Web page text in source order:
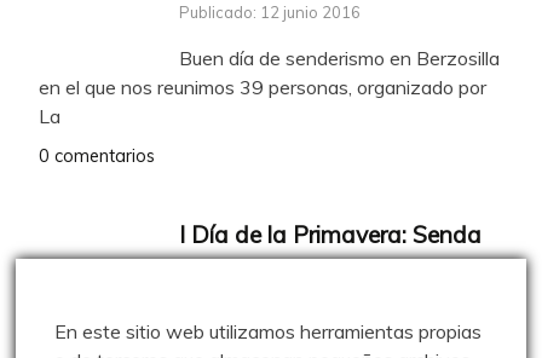
Publicado: 12 junio 2016
Buen día de senderismo en Berzosilla
en el que nos reunimos 39 personas, organizado por
La
0 comentarios
I Día de la Primavera: Senda
de Ursi – 24.05.09
El 24 de Mayo hicimos la Senda de
En este sitio web utilizamos herramientas propias